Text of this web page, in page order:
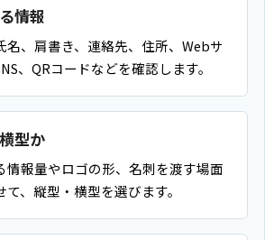
情報
名、肩書き、連絡先、住所、Webサ
、QRコードなどを確認します。
型か
情報量やロゴの形、名刺を渡す場面
て、縦型・横型を選びます。